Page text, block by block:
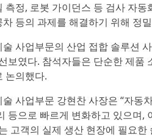
측정, 로봇 가이던스 등 검사 자
등의 과제를 해결하기 위해 정
사업부문의 산업 접합 솔루션
보였다. 참석자들은 단순한 제
논의했다.
사업부문 강현찬 사장은 “자
등으로 빠르게 변화하고 있으며
고객의 실제 생산 현장에 필요